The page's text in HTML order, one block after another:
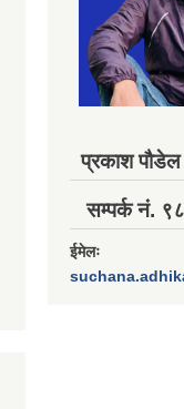
प्रकाश पौडेल
सम्पर्क नं.
ईमेलः